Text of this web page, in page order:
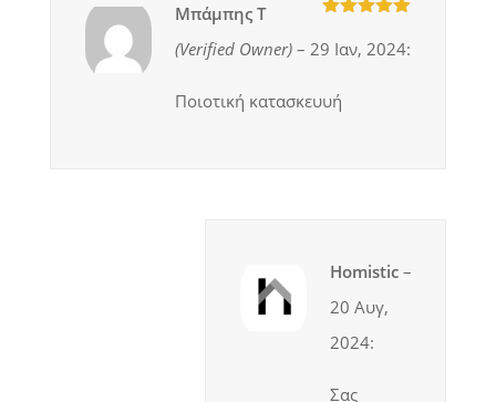
Μπάμπης Τ
(verified Owner) – 29 Ιαν, 2024:
Ποιοτική κατασκευυή
Homistic –
20 Αυγ,
2024:
Σας